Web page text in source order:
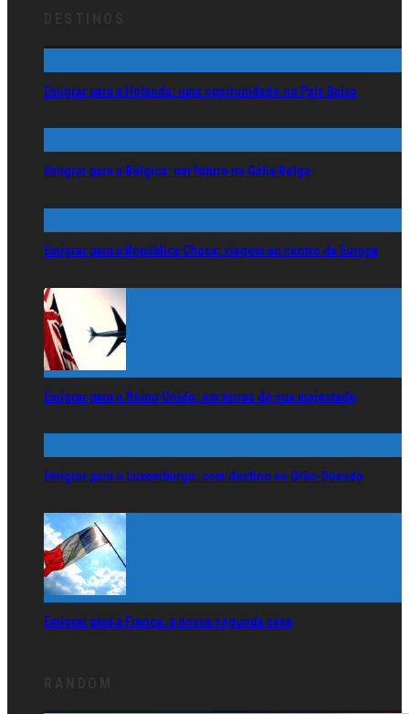
Emigrar para a Holanda: uma oportunidade no País Baixo
Emigrar para a Bélgica: um futuro na Gália Belga
Emigrar para a República Checa: viagem ao centro da Europa
Emigrar para o Reino Unido: em terras de sua majestade
Emigrar para o Luxemburgo: com destino ao Grão-Ducado
Emigrar para a França: a nossa segunda casa